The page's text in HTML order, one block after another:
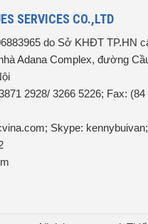
SERVICES CO.,LTD
do Sở KHĐT TP.HN
Adana Complex, đường
2928/ 3266 5226; Fax:
Skype: